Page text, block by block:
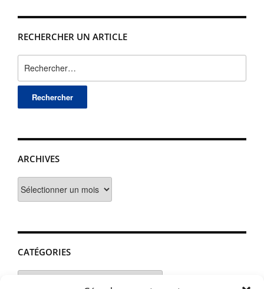
RECHERCHER UN ARTICLE
ARCHIVES
CATÉGORIES
Catégories